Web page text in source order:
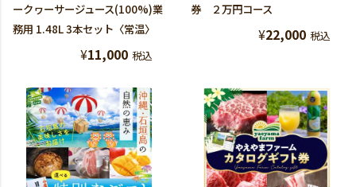
ークヮーサージュース(100%)業
務用 1.48L 3本セット〈常温〉
¥11,000 税込
券 ２万円コース
¥22,000 税込